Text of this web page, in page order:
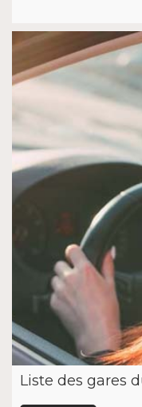
Liste des gares